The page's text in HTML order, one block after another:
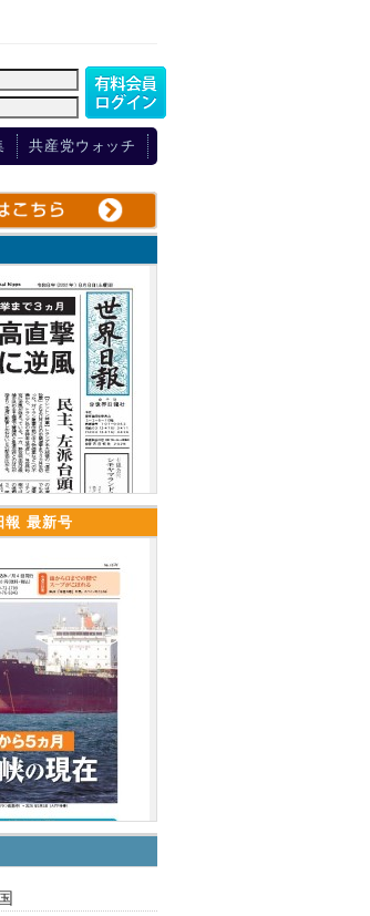
共産党ウォッチ
最新号